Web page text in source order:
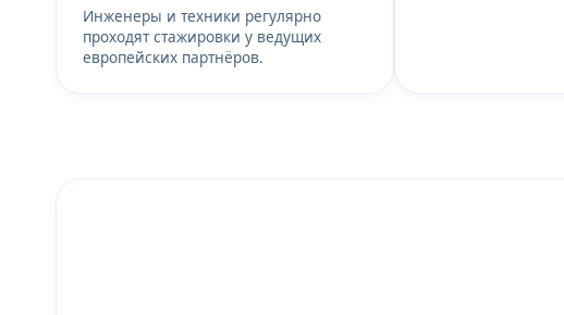
Инженеры и техники регулярно
проходят стажировки у ведущих
европейских партнёров.